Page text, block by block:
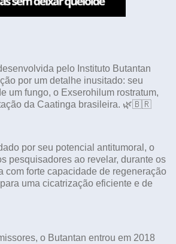
pelo Instituto Butantan
por um detalhe inusitado: seu
um fungo, o Exserohilum rostratum,
da Caatinga brasileira. 🌿🇧🇷
por seu potencial antitumoral, o
pesquisadores ao revelar, durante os
com forte capacidade de regeneração
uma cicatrização eficiente e de
o Butantan entrou em 2018